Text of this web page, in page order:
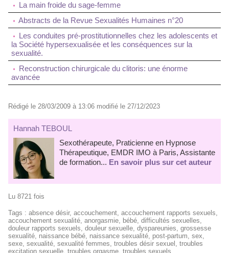
La main froide du sage-femme
Abstracts de la Revue Sexualités Humaines n°20
Les conduites pré-prostitutionnelles chez les adolescents et
la Société hypersexualisée et les conséquences sur la
sexualité.
Reconstruction chirurgicale du clitoris: une énorme
avancée
Rédigé le 28/03/2009 à 13:06 modifié le 27/12/2023
Hannah TEBOUL
Sexothérapeute, Praticienne en Hypnose
Thérapeutique, EMDR IMO à Paris, Assistante
de formation... En savoir plus sur cet auteur
Lu 8721 fois
Tags : absence désir, accouchement, accouchement rapports sexuels,
accouchement sexualité, anorgasmie, bébé, difficultés sexuelles,
douleur rapports sexuels, douleur sexuelle, dyspareunies, grossesse
sexualité, naissance bébé, naissance sexualité, post-partum, sex,
sexe, sexualité, sexualité femmes, troubles désir sexuel , troubles
excitation sexuelle, troubles orgasme, troubles sexuels